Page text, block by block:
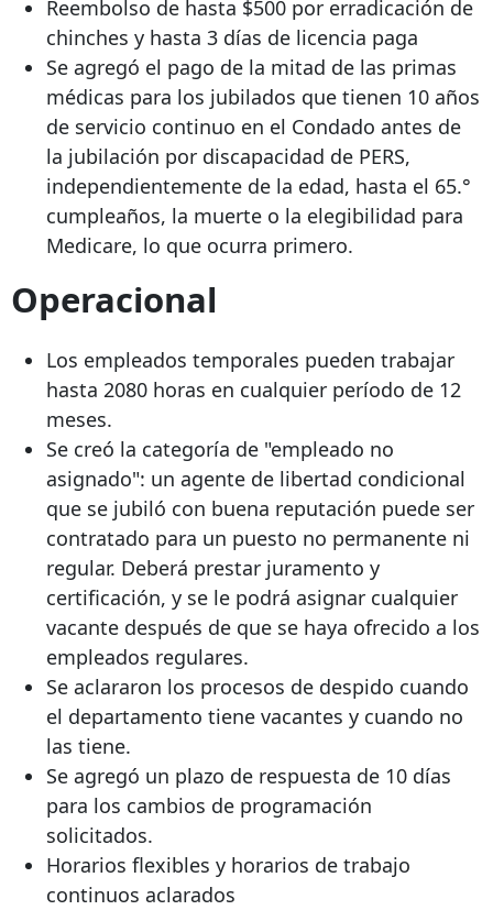
Reembolso de hasta $500 por erradicación de
chinches y hasta 3 días de licencia paga
Se agregó el pago de la mitad de las primas
médicas para los jubilados que tienen 10 años
de servicio continuo en el Condado antes de
la jubilación por discapacidad de PERS,
independientemente de la edad, hasta el 65.°
cumpleaños, la muerte o la elegibilidad para
Medicare, lo que ocurra primero.
Operacional
Los empleados temporales pueden trabajar
hasta 2080 horas en cualquier período de 12
meses.
Se creó la categoría de "empleado no
asignado": un agente de libertad condicional
que se jubiló con buena reputación puede ser
contratado para un puesto no permanente ni
regular. Deberá prestar juramento y
certificación, y se le podrá asignar cualquier
vacante después de que se haya ofrecido a los
empleados regulares.
Se aclararon los procesos de despido cuando
el departamento tiene vacantes y cuando no
las tiene.
Se agregó un plazo de respuesta de 10 días
para los cambios de programación
solicitados.
Horarios flexibles y horarios de trabajo
continuos aclarados